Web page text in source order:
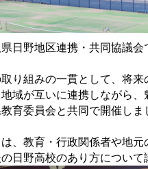
日野地区連携・共同協議
り組みの一貫として、将
域が互いに連携しながら
育委員会と共同で開催しま
、教育・行政関係者や地
日野高校のあり方について